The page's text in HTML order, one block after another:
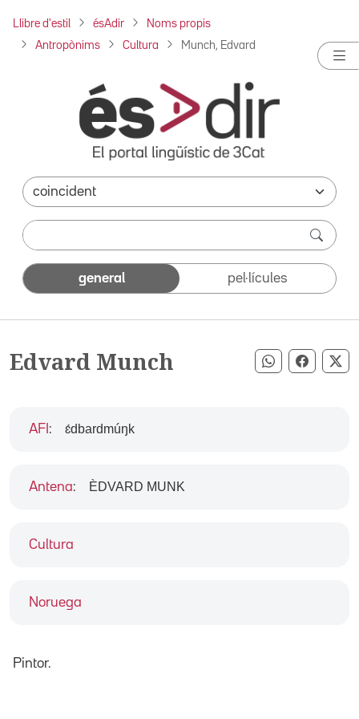
Llibre d'estil ésAdir Noms propis
Antropònims Cultura Munch, Edvard
general pel·lícules
Edvard Munch Compartir
Cultura
Noruega
AFI : ɛ́dbardmúŋk
Antena: ÈDVARD MUNK
Pintor.